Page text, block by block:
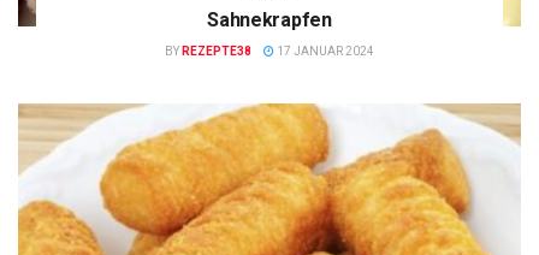
Sahnekrapfen
BY REZEPTE38 17 JANUAR 2024